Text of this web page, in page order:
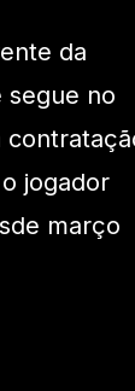
da
segue no
jogador
março